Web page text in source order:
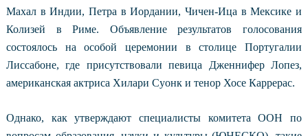
Махал в Индии, Петра в Иордании, Чичен-Ица в Мексике и
Колизей в Риме. Объявление результатов голосования
состоялось на особой церемонии в столице Португалии
Лиссабоне, где присутствовали певица Дженнифер Лопез,
американская актриса Хилари Суонк и тенор Хосе Каррерас.
Однако, как утверждают специалисты комитета ООН по